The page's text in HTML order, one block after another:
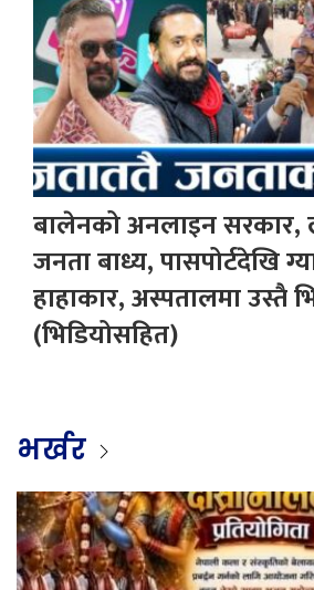
बालेनको अनलाइन सरकार,
जनता बाध्य, पासपोर्टदेखि
हाहाकार, अस्पतालमा उस्तै
(भिडियोसहित)
भर्खर